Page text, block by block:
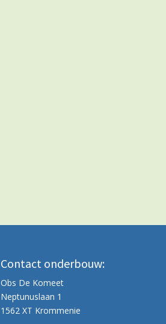
Contact onderbouw:
Obs De Komeet
Neptunuslaan 1
1562 XT Krommenie